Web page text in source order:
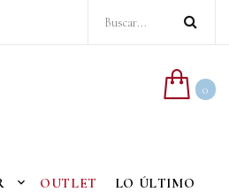
0
OUTLET
LO ÚLTIMO